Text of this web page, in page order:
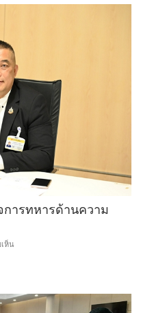
ารทหารด้านความ
ห็น
กรรมาธิการ